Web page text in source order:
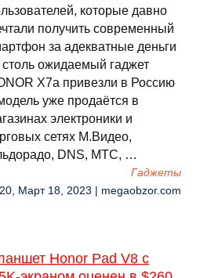
которые давно
получить современный
за адекватные деньги
ожидаемый гаджет
X7a привезли в Россию
уже продаётся в
электроники и
сетях М.Видео,
DNS, МТС, …
Гаджеты
Март 18, 2023 | megaobzor.com
Honor Pad V8 с